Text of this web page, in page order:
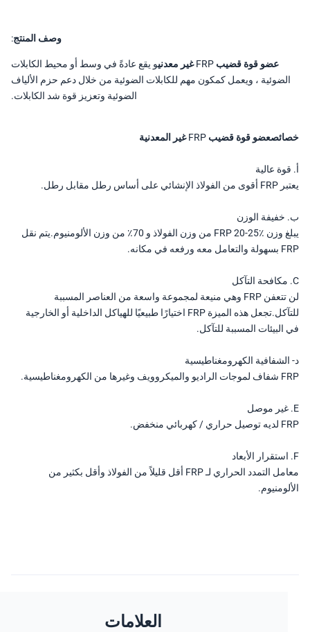
وصف المنتج:
عضو قوة قضيب FRP غير معدني ويقع عادةً في وسط أو محيط الكابلات
، ويعمل كمكون مهم للكابلات الضوئية من خلال دعم حزم الألياف
الضوئية وتعزيز قوة شد الكابلات.
عضو قوة قضيب FRP غير المعدنية
عالية
الوزن
يبلغ وزن FRP 20-25٪ من وزن الفولاذ و 70٪ من وزن الألومنيوم.يتم نقل
لن تتعفن FRP وهي منيعة لمجموعة واسعة من العناصر المسببة
للتآكل.تجعل هذه الميزة FRP اختيارًا طبيعيًا للهياكل الداخلية أو الخارجية
المسببة للتآكل.
الكهرومغناطيسية
معامل التمدد الحراري لـ FRP أقل قليلاً من الفولاذ وأقل بكثير من
العلامات